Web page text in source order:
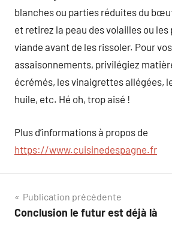
blanches ou parties réduites du
et retirez la peau des volailles ou
viande avant de les rissoler. Pour
assaisonnements, privilégiez
écrémés, les vinaigrettes allégées,
huile, etc. Hé oh, trop aisé !
Plus d’informations à propos de
https://www.cuisinedespagne.fr
Navigation
de
Publication précédente
Conclusion le futur est déjà là